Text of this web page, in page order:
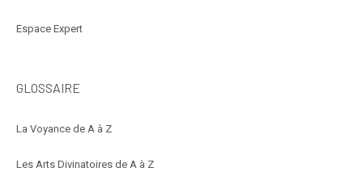
Espace Expert
GLOSSAIRE
La Voyance de A à Z
Les Arts Divinatoires de A à Z